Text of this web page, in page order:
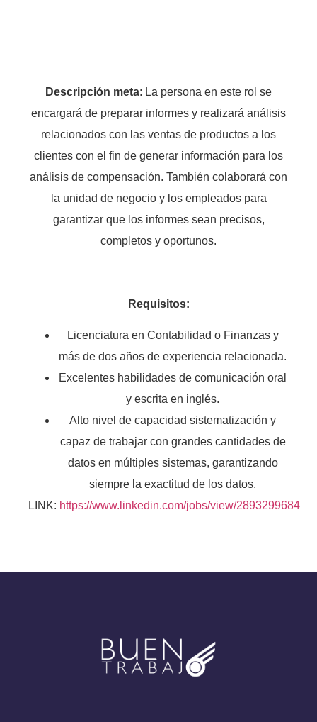
Descripción meta: La persona en este rol se
encargará de preparar informes y realizará análisis
relacionados con las ventas de productos a los
clientes con el fin de generar información para los
análisis de compensación. También colaborará con
la unidad de negocio y los empleados para
garantizar que los informes sean precisos,
completos y oportunos.
Requisitos:
Licenciatura en Contabilidad o Finanzas y
más de dos años de experiencia relacionada.
Excelentes habilidades de comunicación oral
y escrita en inglés.
Alto nivel de capacidad sistematización y
capaz de trabajar con grandes cantidades de
datos en múltiples sistemas, garantizando
siempre la exactitud de los datos.
LINK: https://www.linkedin.com/jobs/view/2893299684